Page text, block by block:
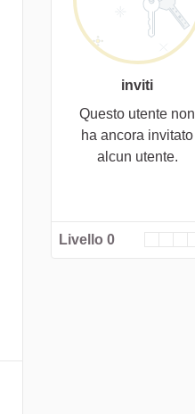
inviti
Questo utente non
ha ancora invitato
alcun utente.
Livello 0